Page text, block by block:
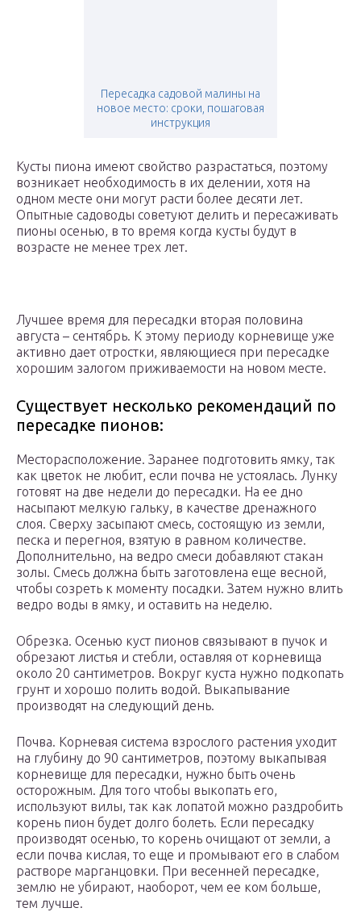
Пересадка садовой малины на
новое место: сроки, пошаговая
инструкция
Кусты пиона имеют свойство разрастаться, поэтому
возникает необходимость в их делении, хотя на
одном месте они могут расти более десяти лет.
Опытные садоводы советуют делить и пересаживать
пионы осенью, в то время когда кусты будут в
возрасте не менее трех лет.
Лучшее время для пересадки вторая половина
августа – сентябрь. К этому периоду корневище уже
активно дает отростки, являющиеся при пересадке
хорошим залогом приживаемости на новом месте.
Существует несколько рекомендаций по
пересадке пионов:
Месторасположение. Заранее подготовить ямку, так
как цветок не любит, если почва не устоялась. Лунку
готовят на две недели до пересадки. На ее дно
насыпают мелкую гальку, в качестве дренажного
слоя. Сверху засыпают смесь, состоящую из земли,
песка и перегноя, взятую в равном количестве.
Дополнительно, на ведро смеси добавляют стакан
золы. Смесь должна быть заготовлена еще весной,
чтобы созреть к моменту посадки. Затем нужно влить
ведро воды в ямку, и оставить на неделю.
Обрезка. Осенью куст пионов связывают в пучок и
обрезают листья и стебли, оставляя от корневища
около 20 сантиметров. Вокруг куста нужно подкопать
грунт и хорошо полить водой. Выкапывание
производят на следующий день.
Почва. Корневая система взрослого растения уходит
на глубину до 90 сантиметров, поэтому выкапывая
корневище для пересадки, нужно быть очень
осторожным. Для того чтобы выкопать его,
используют вилы, так как лопатой можно раздробить
корень пион будет долго болеть. Если пересадку
производят осенью, то корень очищают от земли, а
если почва кислая, то еще и промывают его в слабом
растворе марганцовки. При весенней пересадке,
землю не убирают, наоборот, чем ее ком больше,
тем лучше.